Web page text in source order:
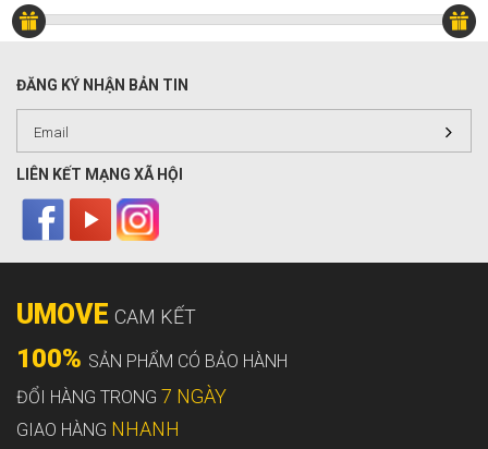
ĐĂNG KÝ NHẬN BẢN TIN
LIÊN KẾT MẠNG XÃ HỘI
UMOVE CAM KẾT
100% SẢN PHẨM CÓ BẢO HÀNH
ĐỔI HÀNG TRONG 7 NGÀY
GIAO HÀNG NHANH